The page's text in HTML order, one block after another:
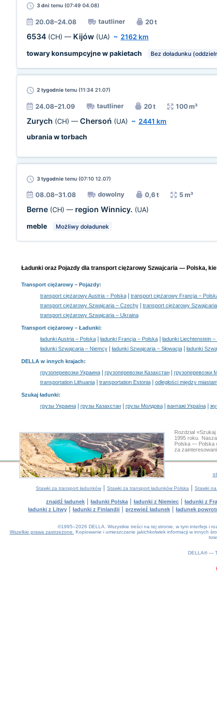
3 dni temu (07:49 04.08)
20.08–24.08 tautliner 20 t
6534 (CH) — Kijów (UA) ~ 2162 km
towary konsumpcyjne w pakietach
Bez doładunku
2 tygodnie temu (11:34 21.07)
24.08–21.09 tautliner 20 t 100 m³
Zurych (CH) — Chersoń (UA) ~ 2441 km
ubrania w torbach
3 tygodnie temu (07:10 12.07)
08.08–31.08 dowolny 0,6 t 5 m³
Berne (CH) — region Winnicy. (UA)
meble
Możliwy doładunek
Ładunki oraz Pojazdy dla transport ciężarowy Szwajcaria — Polska,
Transport ciężarowy– Pojazdy:
transport ciężarowy Austria – Polska|
transport ciężarowy Francja –
transport ciężarowy Szwajcaria – Czechy|
transport ciężarowy
transport ciężarowy Szwajcaria – Ukraina
Transport ciężarowy – Ładunki:
ładunki Austria – Polska| ładunki Francja – Polska|
ładunki Liechtenstein
ładunki Szwajcaria – Niemcy| ładunki Szwajcaria – Słowacja| ładunki
DELLA w innych krajach:
грузоперевозки Украина| грузоперевозки Казахстан|
грузоперевозки
transportation Lithuania| transportation Estonia| odległości między
Szukaj ładunki:
грузы Украина| грузы Казахстан| грузы Молдова| вантажі Україна|
Rozdział
1995 roku.
Polska — Polska
za
Stawki za transport ładunków | Stawki za transport ładunków Polska | Stawki
znajdź ładunek | ładunki Polska | ładunki z Niemiec | ładunki z
ładunki z Litwy | ładunki z Finlandii | przewieź ładunek | ładunek
©1995–2026 DELLA. Wszystkie treści na tej stronie, w tym interfejs i
Wszelkie prawa zastrzeżone.
Kopiowanie i umieszczanie jakichkolwiek informacji w innych
DELLA® —